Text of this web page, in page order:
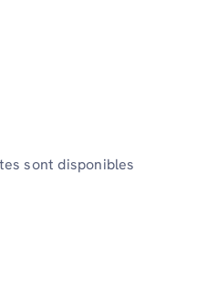
sont disponibles